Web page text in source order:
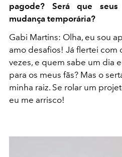
pagode? Será que
mudança temporária?
Gabi Martins: Olha, eu sou
amo desafios! Já flertei com
vezes, e quem sabe um dia
para os meus fãs? Mas o
minha raiz. Se rolar um
eu me arrisco!